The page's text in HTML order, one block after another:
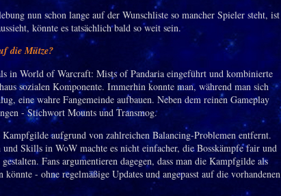
nun schon lange auf der Wunschliste so mancher Spieler steht, ist
könnte es tatsächlich bald so weit sein.
die Mütze?
in World of Warcraft: Mists of Pandaria eingeführt und kombinierte
sozialen Komponente. Immerhin konnte man, während man sich
eine wahre Fangemeinde aufbauen. Neben dem reinen Gameplay
- Stichwort Mounts und Transmog.
aufgrund von zahlreichen Balancing-Problemen entfernt.
Skills in WoW machte es nicht einfacher, die Bosskämpfe fair und
Fans argumentieren dagegen, dass man die Kampfgilde als
- ohne regelmäßige Updates und angepasst auf die vorhandenen